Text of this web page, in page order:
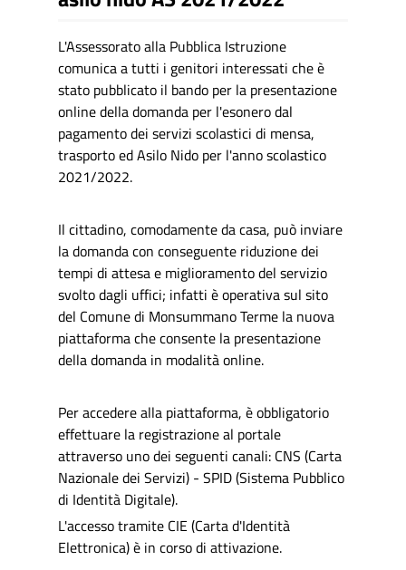
L'Assessorato alla Pubblica Istruzione
comunica a tutti i genitori interessati che è
stato pubblicato il bando per la presentazione
online della domanda per l'esonero dal
pagamento dei servizi scolastici di mensa,
trasporto ed Asilo Nido per l'anno scolastico
2021/2022.
Il cittadino, comodamente da casa, può inviare
la domanda con conseguente riduzione dei
tempi di attesa e miglioramento del servizio
svolto dagli uffici; infatti è operativa sul sito
del Comune di Monsummano Terme la nuova
piattaforma che consente la presentazione
della domanda in modalità online.
Per accedere alla piattaforma, è obbligatorio
effettuare la registrazione al portale
attraverso uno dei seguenti canali: CNS (Carta
Nazionale dei Servizi) - SPID (Sistema Pubblico
di Identità Digitale).
L'accesso tramite CIE (Carta d'Identità
Elettronica) è in corso di attivazione.